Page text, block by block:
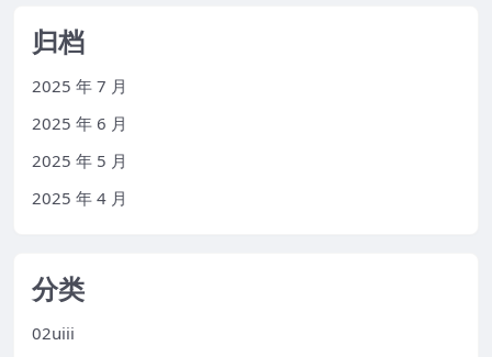
归档
2025 年 7 月
2025 年 6 月
2025 年 5 月
2025 年 4 月
分类
02uiii